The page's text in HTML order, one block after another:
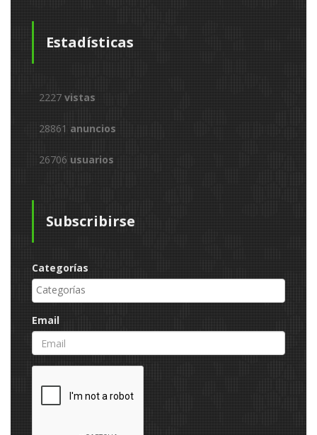
Estadísticas
2227 vistas
28861 anuncios
26706 usuarios
Subscribirse
Categorías
Email